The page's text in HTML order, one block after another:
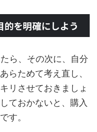
を明確にしよう
ら、その次に、自分
らためて考え直し、
リさせておきましょ
ておかないと、購入
す。